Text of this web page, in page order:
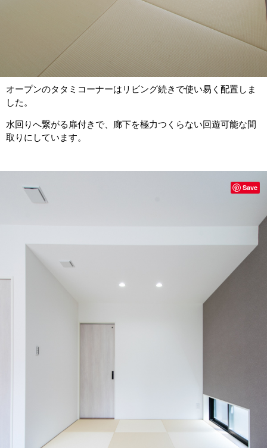
オープンのタタミコーナーはリビング続きで使い易く配置しま
した。
水回りへ繋がる扉付きで、廊下を極力つくらない回遊可能な間
取りにしています。
Save